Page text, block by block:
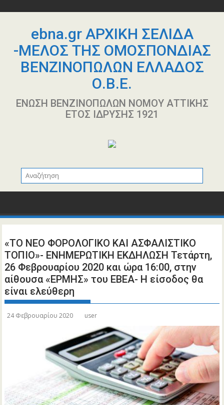
περιεχόμενοebna.gr ΑΡΧΙΚΗ ΣΕΛΙΔΑ
-ΜΕΛΟΣ ΤΗΣ ΟΜΟΣΠΟΝΔΙΑΣ
ΒΕΝΖΙΝΟΠΩΛΩΝ ΕΛΛΑΔΟΣ
Ο.Β.Ε.
ΕΝΩΣΗ ΒΕΝΖΙΝΟΠΩΛΩΝ ΝΟΜΟΥ ΑΤΤΙΚΗΣ
ΕΤΟΣ ΙΔΡΥΣΗΣ 1921
«ΤΟ ΝΕΟ ΦΟΡΟΛΟΓΙΚΟ ΚΑΙ ΑΣΦΑΛΙΣΤΙΚΟ
ΤΟΠΙΟ»- ΕΝΗΜΕΡΩΤΙΚΗ ΕΚΔΗΛΩΣΗ Τετάρτη,
26 Φεβρουαρίου 2020 και ώρα 16:00, στην
αίθουσα «ΕΡΜΗΣ» του ΕΒΕΑ- Η είσοδος θα
είναι ελεύθερη
24 Φεβρουαρίου 2020 user